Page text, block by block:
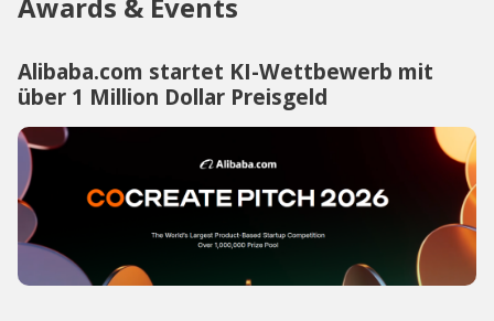
Awards & Events
Alibaba.com startet KI-Wettbewerb mit
über 1 Million Dollar Preisgeld